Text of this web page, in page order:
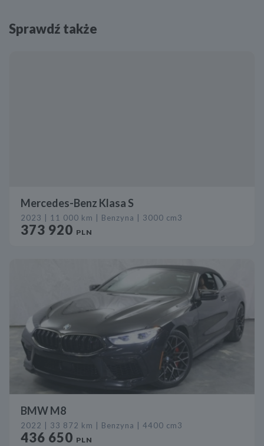
Sprawdź także
Mercedes-Benz Klasa S
2023 | 11 000 km | Benzyna | 3000 cm3
373 920 PLN
BMW M8
2022 | 33 872 km | Benzyna | 4400 cm3
436 650 PLN